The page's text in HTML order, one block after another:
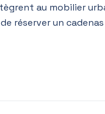
au mobilier
réserver un cadenas